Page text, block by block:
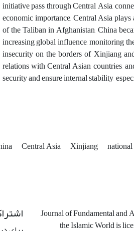
initiative pass through Central Asia,
economic importance, Central Asia
of the Taliban in Afghanistan, China
increasing global influence, monitoring
insecurity on the borders of Xinjiang
relations with Central Asian countries,
security and ensure internal stability,
Central Asia Xinjiang
Journal of Fundamental and
the Islamic World is